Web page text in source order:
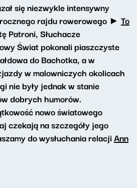
się niezwykle intensywny
rajdu rowerowego ► To
Patroni, Słuchacze
Świat pokonali piaszczyste
do Bachotka, a w
w malowniczych okolicach
nie były jednak w stanie
dobrych humorów.
nowo światowego
czekają na szczegóły jego
do wysłuchania relacjiAnn